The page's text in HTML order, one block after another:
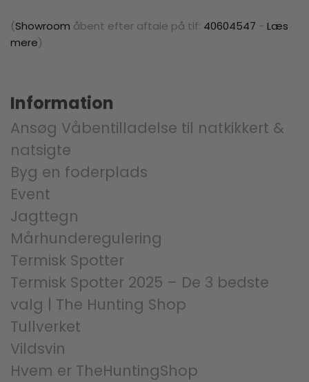
(Showroom åbent efter aftale på tlf: 40604547 - Læs
mere)
Information
Ansøg Våbentilladelse til natkikkert &
natsigte
Byg en foderplads
Event
Jagttegn
Mårhunderegulering
Termisk Spotter
Termisk Spotter 2025 – De 3 bedste
valg | The Hunting Shop
Tullverket
Vildsvin
Hvem er TheHuntingShop